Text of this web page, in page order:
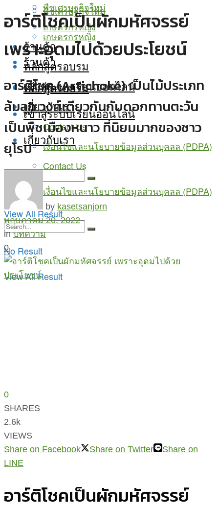
พืชเศรษฐกิจใหม่
เกษตรกรหญิง
ร้านค้า
หลักสูตรอบรม
เข้าสู่ระบบเรียนออนไลน์
เกี่ยวกับเรา
Contact Us
เงื่อนไขและนโยบายข้อมูลส่วนบุคลล (PDPA)
No Result
View All Result
พืชเศรษฐกิจใหม่
เกษตรกรหญิง
ร้านค้า
หลักสูตรอบรม
เข้าสู่ระบบเรียนออนไลน์
เกี่ยวกับเรา
Contact Us
เงื่อนไขและนโยบายข้อมูลส่วนบุคลล (PDPA)
No Result
View All Result
อาร์ติโชคเป็นผักมหัศจรรย์
เพราะอุดมไปด้วยประโยชน์
อาร์ติโชค (Artichoke) เป็นไม้ประเภท
ล้มลุก วงศ์เดียวกันกับดอกทานตะวัน
เป็นพืชเมืองหนาว ที่นิยมมากของชาว
ยุโรป
by kasetsanjorn
พฤษภาคม 20, 2022
in บทความ
0
0
SHARES
2.6k
VIEWS
Share on Facebook
Share on Twitter
Share on
LINE
อาร์ติโชคเป็นผักมหัศจรรย์